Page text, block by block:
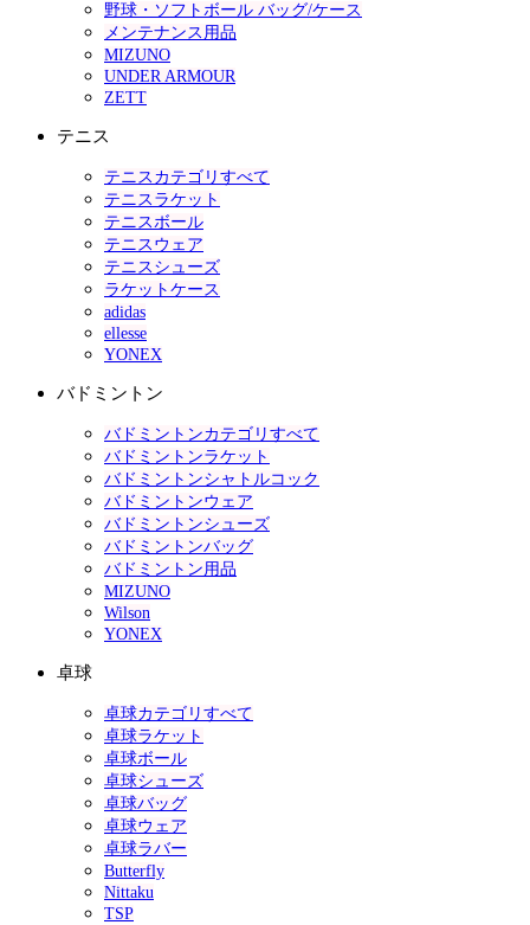
野球・ソフトボール バッグ/ケース
メンテナンス用品
MIZUNO
UNDER ARMOUR
ZETT
テニス
テニスカテゴリすべて
テニスラケット
テニスボール
テニスウェア
テニスシューズ
ラケットケース
adidas
ellesse
YONEX
バドミントン
バドミントンカテゴリすべて
バドミントンラケット
バドミントンシャトルコック
バドミントンウェア
バドミントンシューズ
バドミントンバッグ
バドミントン用品
MIZUNO
Wilson
YONEX
卓球
卓球カテゴリすべて
卓球ラケット
卓球ボール
卓球シューズ
卓球バッグ
卓球ウェア
卓球ラバー
Butterfly
Nittaku
TSP